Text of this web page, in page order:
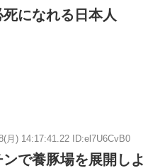
になれる日本人
月) 14:17:41.22 ID:el7U6CvB0
で養豚場を展開しよ